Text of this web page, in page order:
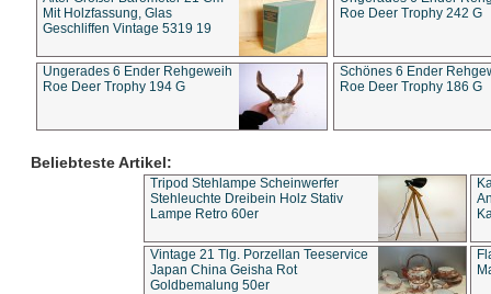
Mit Holzfassung, Glas
Geschliffen Vintage 5319 19
Roe Deer Trophy 242 G
Ungerades 6 Ender Rehgeweih
Roe Deer Trophy 194 G
Schönes 6 Ender
Roe Deer Trophy 186 G
Beliebteste Artikel:
Tripod Stehlampe Scheinwerfer
Stehleuchte Dreibein Holz Stativ
Lampe Retro 60er
Vintage 21 Tlg. Porzellan Teeservice
Japan China Geisha Rot
Goldbemalung 50er